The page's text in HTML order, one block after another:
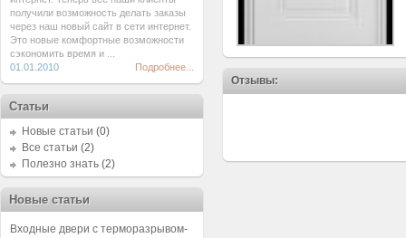
Отзывы:
получили возможность делать заказы
через наш новый сайт в сети интернет.
Это новые комфортные возможности
сэкономить время и ...
01.01.2010
Подробнее...
Статьи
Новые статьи (0)
Все статьи (2)
Полезно знать (2)
Новые статьи
Входные двери с терморазрывом-